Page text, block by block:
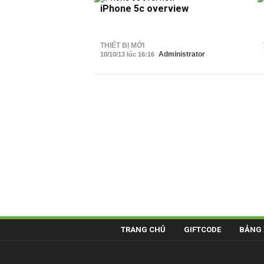
iPhone 5c overview
THIẾT BỊ MỚI
10/10/13 lúc 16:16 Administrator
TRANG CHỦ GIFTCODE BẢNG